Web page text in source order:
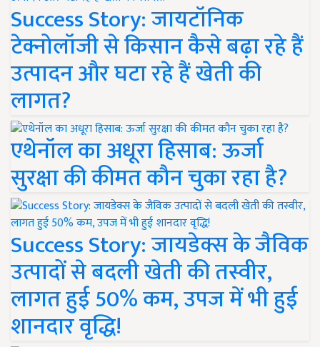
Success Story: जायटॉनिक
टेक्नोलॉजी से किसान कैसे बढ़ा रहे हैं
उत्पादन और घटा रहे हैं खेती की
लागत?
एथेनॉल का अधूरा हिसाब: ऊर्जा
सुरक्षा की कीमत कौन चुका रहा है?
Success Story: जायडेक्स के जैविक
उत्पादों से बदली खेती की तस्वीर,
लागत हुई 50% कम, उपज में भी हुई
शानदार वृद्धि!